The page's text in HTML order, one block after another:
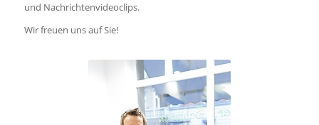
und Nachrichtenvideoclips.
Wir freuen uns auf Sie!